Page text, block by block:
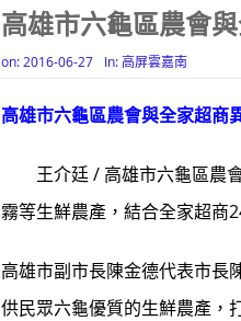
高齡
打鐵
高雄
高
蔣萬
高雄市六龜區農會
on: 2016-06-27 In:高屏雲嘉南
高雄市六龜區農會與全家超商
王介廷 / 高雄市六龜區農會
霧等生鮮農產，結合全家超商
高雄市副市長陳金德代表市長
供民眾六龜優質的生鮮農產，